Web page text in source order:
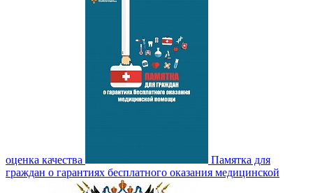
оценка качества
Памятка для
граждан о гарантиях бесплатного оказания медицинской